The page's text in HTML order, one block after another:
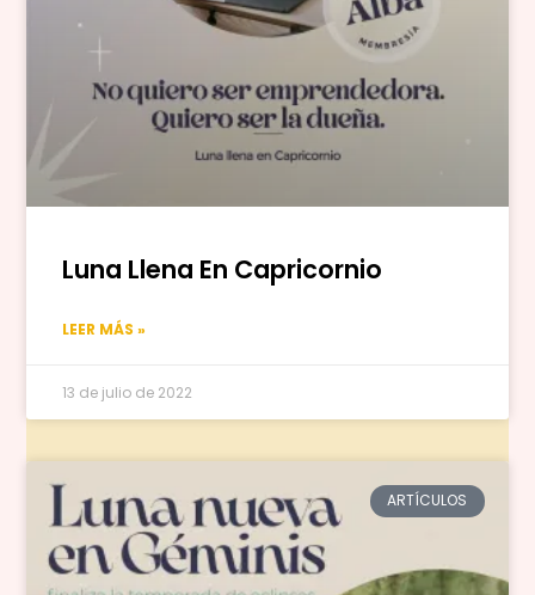
Luna Llena En Capricornio
LEER MÁS »
13 de julio de 2022
ARTÍCULOS